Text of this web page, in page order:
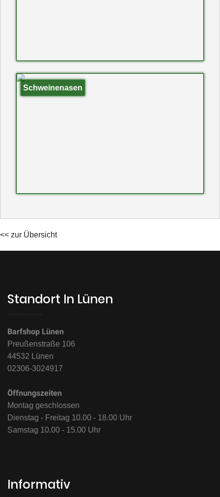
Schweinenasen
<< zur Übersicht
Standort In Lünen
Barfshop Lünen
Preußenstraße 106
44532 Lünen
02306-3024917
Öffnungszeiten
Montag geschlossen
Dienstag - Freitag 10.00 - 18.00 Uhr
Samstag 10.00 - 15.00 Uhr
Informativ